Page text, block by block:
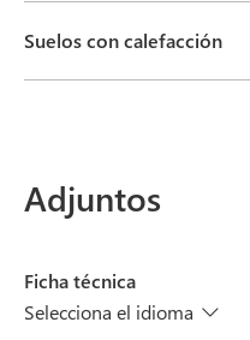
Suelos con calefacción
Adjuntos
Ficha técnica
Selecciona el idioma